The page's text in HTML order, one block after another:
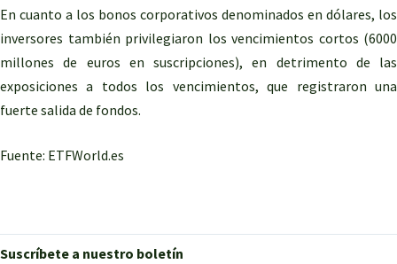
En cuanto a los bonos corporativos denominados en dólares, los
inversores también privilegiaron los vencimientos cortos (6000
millones de euros en suscripciones), en detrimento de las
exposiciones a todos los vencimientos, que registraron una
fuerte salida de fondos.
Fuente: ETFWorld.es
Suscríbete a nuestro boletín